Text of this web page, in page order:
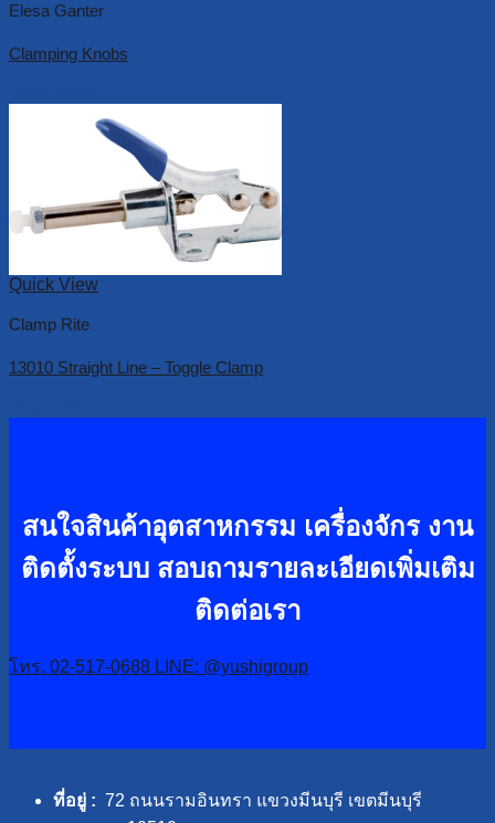
Elesa Ganter
Clamping Knobs
Quick View
Clamp Rite
13010 Straight Line – Toggle Clamp
สนใจสินค้าอุตสาหกรรม เครื่องจักร งาน
ติดตั้งระบบ สอบถามรายละเอียดเพิ่มเติม
ติดต่อเรา
โทร. 02-517-0688 LINE: @yushigroup
ที่อยู่ : 72 ถนนรามอินทรา แขวงมีนบุรี เขตมีนบุรี